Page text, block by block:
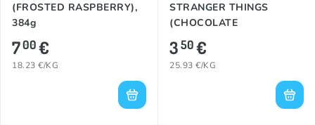
(FROSTED RASPBERRY),
384g
700€
18.23 €/KG
STRANGER THINGS
(CHOCOLATE
STRAWBERRY), 135g
350€
25.93 €/KG